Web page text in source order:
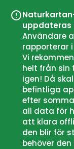
uppdateras
Användare
rapporterar
Vi
helt från sin
igen! Då
befintliga
efter
all data för
att klara
den blir för
behöver